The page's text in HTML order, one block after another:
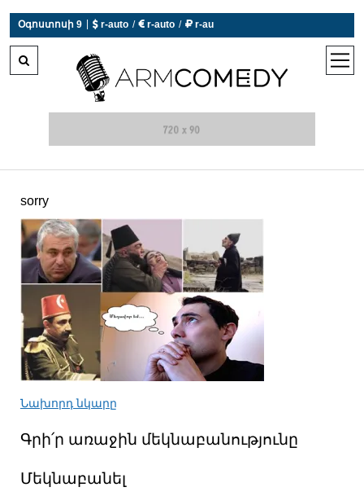
Օգոստոսի 9  r-auto /  r-auto /  r-au
open
sorry
Նախորդ նկարը
Գրի՛ր առաջին մեկնաբանությունը
Մեկնաբանել